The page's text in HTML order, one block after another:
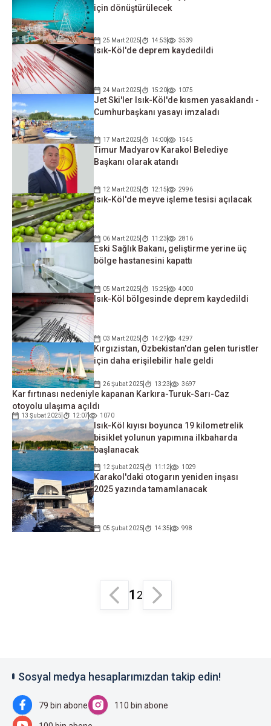
için dönüştürülecek
25 Mart 2025 14:53 3539
Isık-Köl'de deprem kaydedildi
24 Mart 2025 15:20 1075
Jet Ski'ler Isık-Köl'de kısmen yasaklandı -
Cumhurbaşkanı yasayı imzaladı
17 Mart 2025 14:00 1545
Timur Madyarov Karakol Belediye
Başkanı olarak atandı
12 Mart 2025 12:15 2996
Isık-Köl'de meyve işleme tesisi açılacak
06 Mart 2025 11:23 2816
Eski Sağlık Bakanı, geliştirme yerine üç
bölge hastanesini kapattı
05 Mart 2025 15:25 4000
Isık-Köl bölgesinde deprem kaydedildi
03 Mart 2025 14:27 4297
Kırgızistan, Özbekistan'dan gelen turistler
için daha erişilebilir hale geldi
26 Şubat 2025 13:23 3697
Kar fırtınası nedeniyle kapanan Karkıra-Turuk-Sarı-Caz
otoyolu ulaşıma açıldı
13 Şubat 2025 12:07 1070
Isık-Köl kıyısı boyunca 19 kilometrelik
bisiklet yolunun yapımına ilkbaharda
başlanacak
12 Şubat 2025 11:12 1029
Karakol'daki otogarın yeniden inşası
2025 yazında tamamlanacak
05 Şubat 2025 14:35 998
1 2
Sosyal medya hesaplarımızdan takip edin!
79 bin abone 110 bin abone